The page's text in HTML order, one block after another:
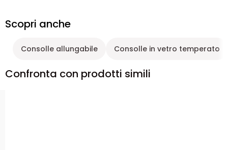
Scopri anche
Consolle allungabile Consolle in vetro temperato
Confronta con prodotti simili